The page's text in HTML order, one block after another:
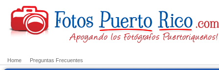
Home Preguntas Frecuentes